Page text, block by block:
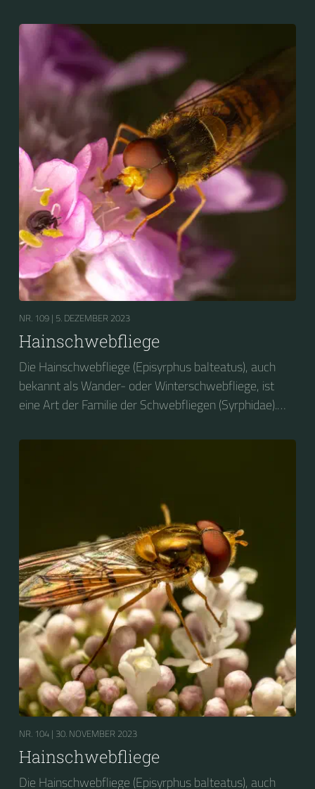
gewählt....
NR. 109 | 5. DEZEMBER 2023
Hainschwebfliege
Die Hainschwebfliege (Episyrphus balteatus), auch
bekannt als Wander- oder Winterschwebfliege, ist
eine Art der Familie der Schwebfliegen (Syrphidae).
gewählt....
NR. 104 | 30. NOVEMBER 2023
Hainschwebfliege
Die Hainschwebfliege (Episyrphus balteatus), auch